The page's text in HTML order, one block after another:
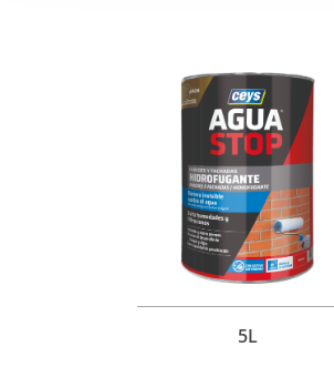
5L